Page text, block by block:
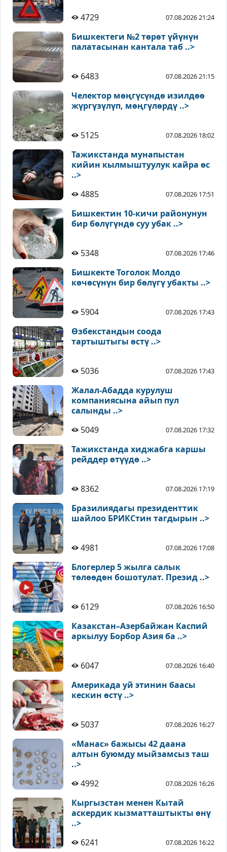
4729 07.08.2026 21:24
Бишкектеги №2 төрөт үйүнүн
палатасынан кантала таб ..>
6483 07.08.2026 21:15
Челектор мөңгүсүндө изилдөө
жүргүзүлүп, мөңгүлөрдү ..>
5125 07.08.2026 18:02
Тажикстанда мунапыстан
кийин кылмыштуулук кайра өс
..>
4885
07.08.2026 17:51
Бишкектин 10-кичи районунун
бир бөлүгүндө суу убак ..>
5348 07.08.2026 17:46
Бишкекте Тоголок Молдо
көчөсүнүн бир бөлүгү убакты ..>
5904 07.08.2026 17:43
Өзбекстандын соода
тартыштыгы өстү ..>
5036 07.08.2026 17:43
Жалал-Абадда курулуш
компаниясына айып пул
салынды ..>
5049
07.08.2026 17:32
Тажикстанда хиджабга каршы
рейддер өтүүдө ..>
8362 07.08.2026 17:19
Бразилиядагы президенттик
шайлоо БРИКСтин тагдырын ..>
4981 07.08.2026 17:08
Блогерлер 5 жылга салык
төлөөдөн бошотулат. Презид ..>
6129 07.08.2026 16:50
Казакстан–Азербайжан Каспий
аркылуу Борбор Азия ба ..>
6047 07.08.2026 16:40
Америкада уй этинин баасы
кескин өстү ..>
5037 07.08.2026 16:27
«Манас» бажысы 42 даана
алтын буюмду мыйзамсыз таш
..>
4992
07.08.2026 16:26
Кыргызстан менен Кытай
аскердик кызматташтыкты өнү
..>
6241
07.08.2026 16:22